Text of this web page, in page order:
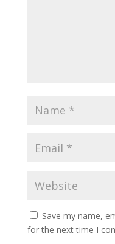
Save my name,
for the next time I